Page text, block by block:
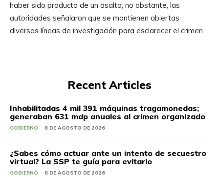
haber sido producto de un asalto; no obstante, las
autoridades señalaron que se mantienen abiertas
diversas líneas de investigación para esclarecer el crimen.
Recent Articles
Inhabilitadas 4 mil 391 máquinas tragamonedas;
generaban 631 mdp anuales al crimen organizado
GOBIERNO 8 DE AGOSTO DE 2026
¿Sabes cómo actuar ante un intento de secuestro
virtual? La SSP te guía para evitarlo
GOBIERNO 8 DE AGOSTO DE 2026